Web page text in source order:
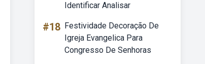
Identificar Analisar
#18 Festividade Decoração De
Igreja Evangelica Para
Congresso De Senhoras